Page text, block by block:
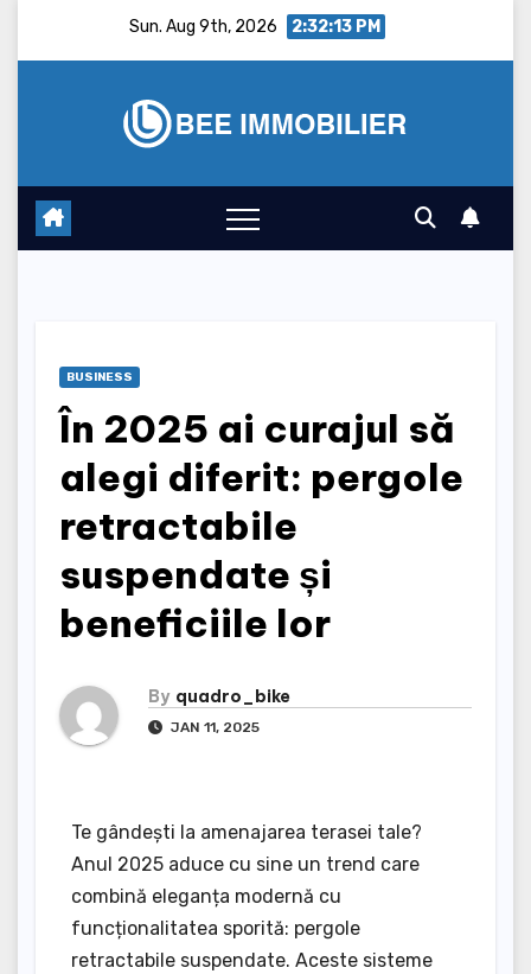
Sun. Aug 9th, 2026 2:32:14 PM
BUSINESS
În 2025 ai curajul să
alegi diferit: pergole
retractabile
suspendate și
beneficiile lor
By quadro_bike
JAN 11, 2025
Te gândești la amenajarea terasei tale?
Anul 2025 aduce cu sine un trend care
combină eleganța modernă cu
funcționalitatea sporită: pergole
retractabile suspendate. Aceste sisteme